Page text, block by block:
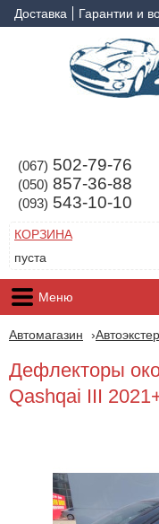
Доставка Гарантии и
(067) 502-79-76
(050) 857-36-88
(093) 543-10-10
КОРЗИНА
пуста
Меню
Автомагазин
Дефлекторы
Qashqai III